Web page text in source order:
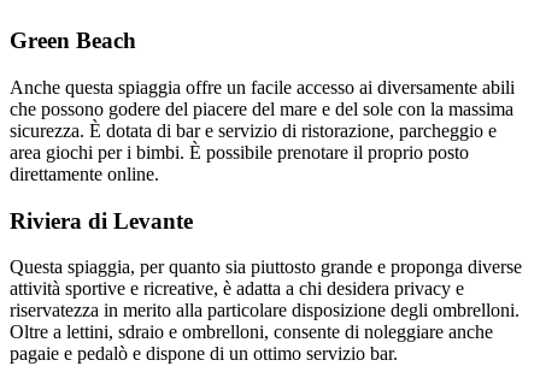
Green Beach
Anche questa spiaggia offre un facile accesso ai diversamente abili
che possono godere del piacere del mare e del sole con la massima
sicurezza. È dotata di bar e servizio di ristorazione, parcheggio e
area giochi per i bimbi. È possibile prenotare il proprio posto
direttamente online.
Riviera di Levante
Questa spiaggia, per quanto sia piuttosto grande e proponga diverse
attività sportive e ricreative, è adatta a chi desidera privacy e
riservatezza in merito alla particolare disposizione degli ombrelloni.
Oltre a lettini, sdraio e ombrelloni, consente di noleggiare anche
pagaie e pedalò e dispone di un ottimo servizio bar.